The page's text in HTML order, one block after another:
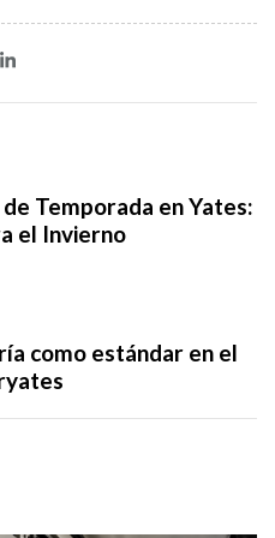
Temporada en Yates:
el Invierno
como estándar en el